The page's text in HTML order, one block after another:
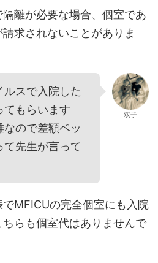
離が必要な場合、個室であ
求されないことがありま
スで入院した
てもらいます
ので差額ベッ
て先生が言って
双子
MFICUの完全個室にも入院
らも個室代はありませんで